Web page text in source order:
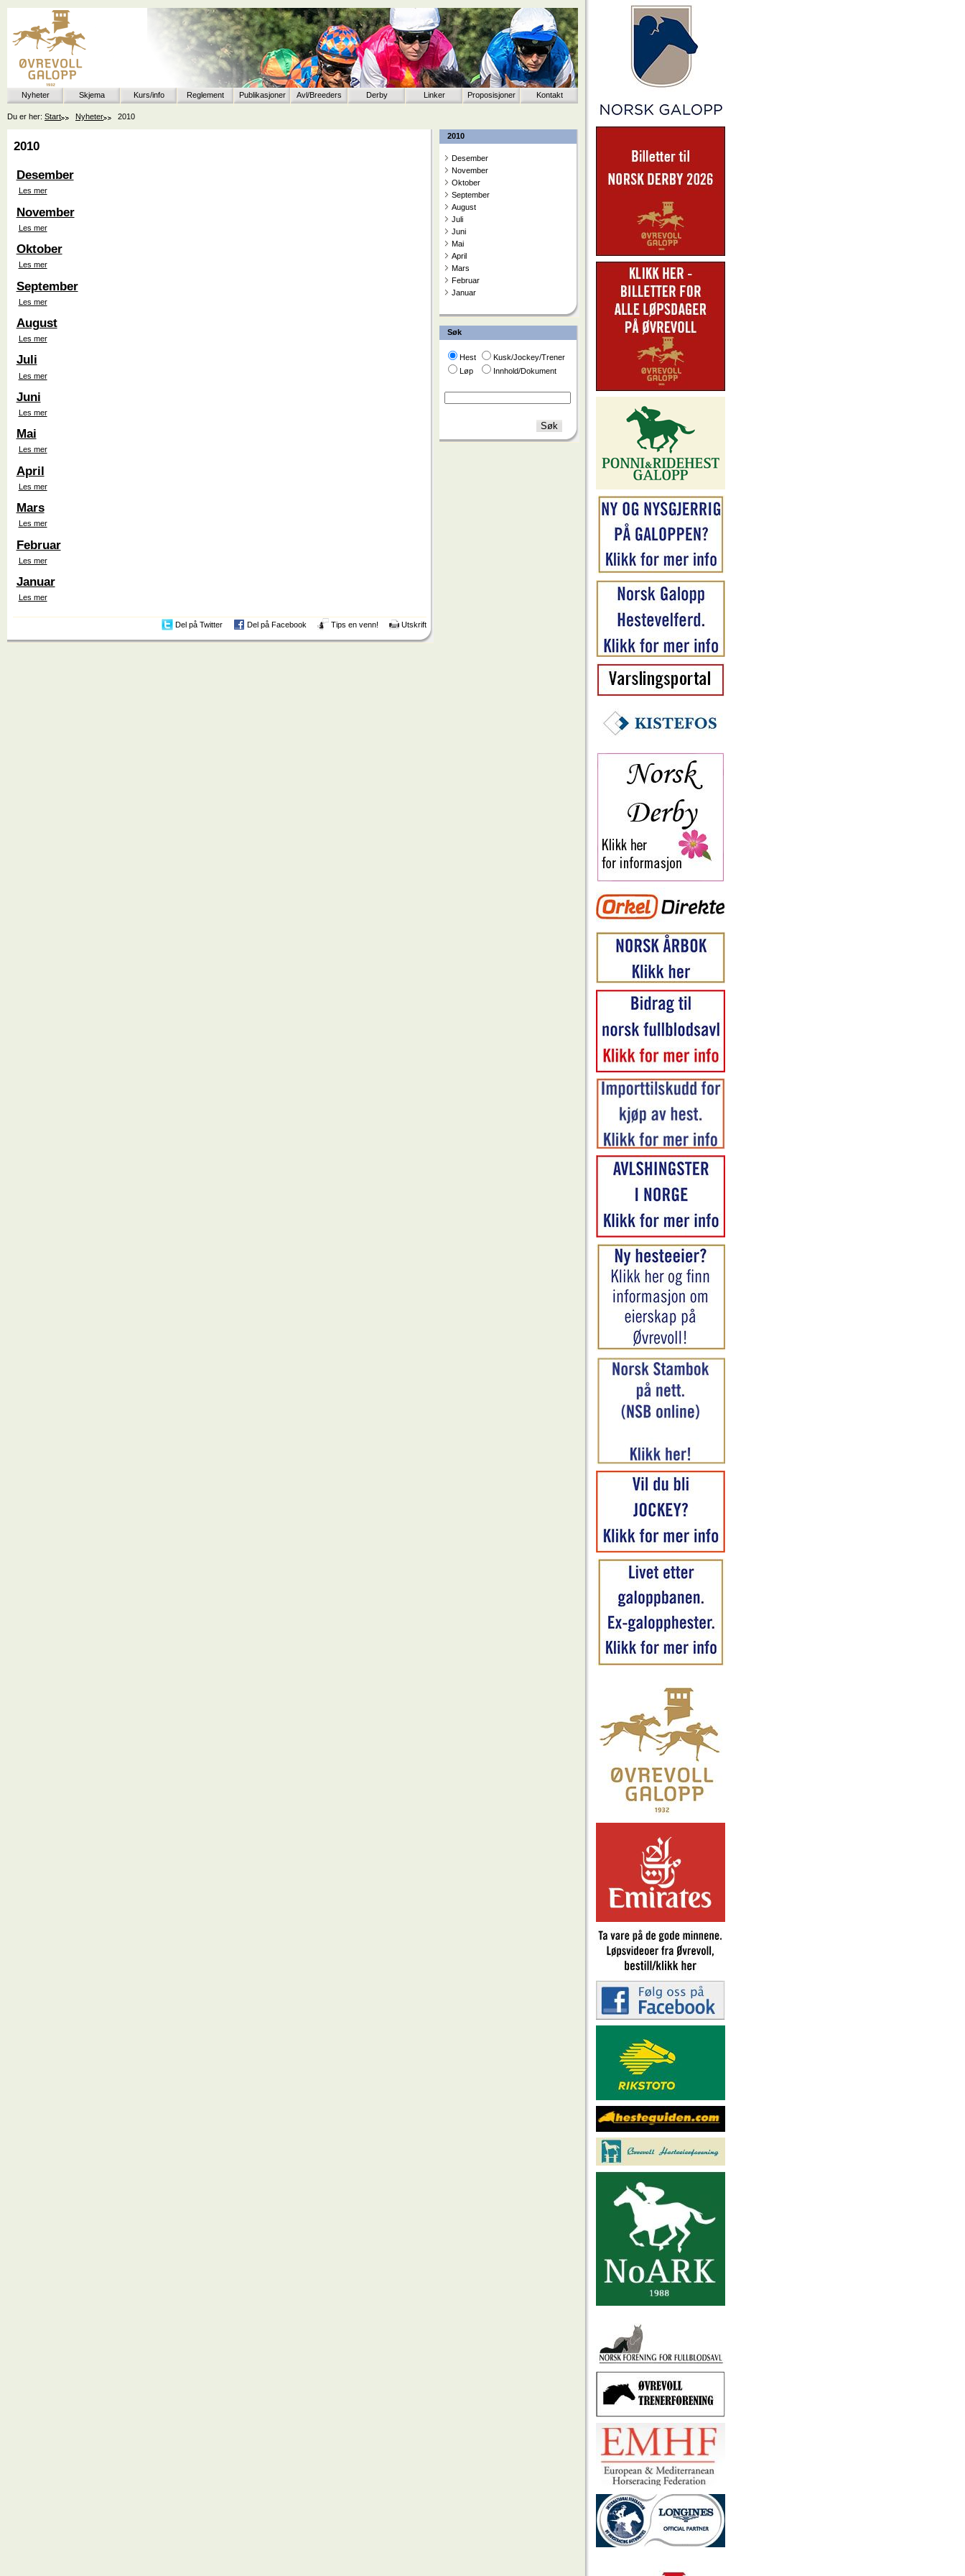
Nyheter Skjema Kurs/info Reglement Publikasjoner Avl/Breeders Derby Linker Proposisjoner Kontakt
Du er her: Start Nyheter 2010
2010
Desember
November
Oktober
September
August
Juli
Juni
Mai
April
Mars
Februar
Januar
Søk
Hest
Kusk/Jockey/Trener
Løp
Innhold/Dokument
2010
Desember
Les mer
November
Les mer
Oktober
Les mer
September
Les mer
August
Les mer
Juli
Les mer
Juni
Les mer
Mai
Les mer
April
Les mer
Mars
Les mer
Februar
Les mer
Januar
Les mer
Del på Twitter Del på Facebook Tips en venn! Utskrift